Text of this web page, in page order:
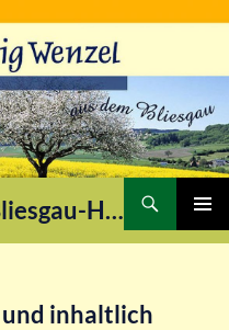
Biohonig Wenzel und Bliesgau-Honig
inhaltlich